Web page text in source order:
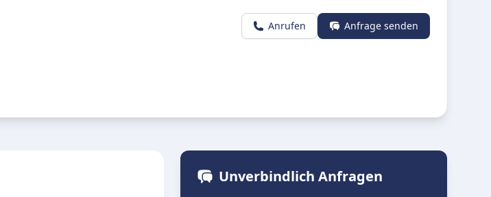
Anrufen Anfrage senden
Unverbindlich Anfragen